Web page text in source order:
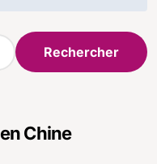
Chine